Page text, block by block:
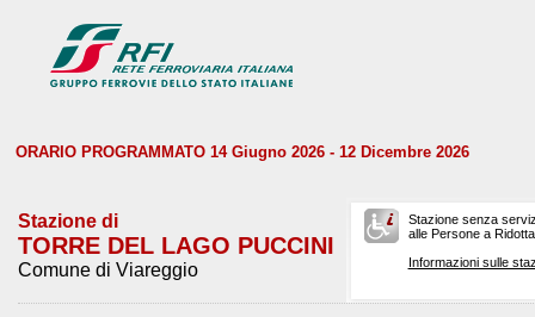
ORARIO PROGRAMMATO 14 Giugno 2026 - 12 Dicembre 2026
Stazione di
TORRE DEL LAGO PUCCINI
Comune di Viareggio
Stazione senza
alle Persone a
Informazioni sulle